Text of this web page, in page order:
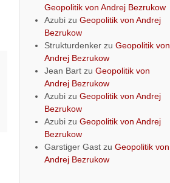
Geopolitik von Andrej Bezrukow
Azubi zuGeopolitik von Andrej
Bezrukow
Strukturdenker zuGeopolitik von
Andrej Bezrukow
Jean Bart zuGeopolitik von
Andrej Bezrukow
Azubi zuGeopolitik von Andrej
Bezrukow
Azubi zuGeopolitik von Andrej
Bezrukow
Garstiger Gast zuGeopolitik von
Andrej Bezrukow